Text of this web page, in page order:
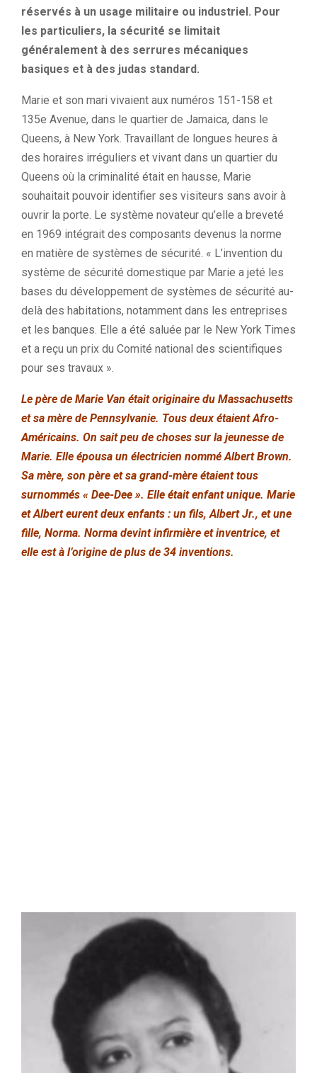
réservés à un usage militaire ou industriel. Pour
les particuliers, la sécurité se limitait
généralement à des serrures mécaniques
basiques et à des judas standard.
Marie et son mari vivaient aux numéros 151-158 et
135e Avenue, dans le quartier de Jamaica, dans le
Queens, à New York. Travaillant de longues heures à
des horaires irréguliers et vivant dans un quartier du
Queens où la criminalité était en hausse, Marie
souhaitait pouvoir identifier ses visiteurs sans avoir à
ouvrir la porte. Le système novateur qu’elle a breveté
en 1969 intégrait des composants devenus la norme
en matière de systèmes de sécurité. « L’invention du
système de sécurité domestique par Marie a jeté les
bases du développement de systèmes de sécurité au-
delà des habitations, notamment dans les entreprises
et les banques. Elle a été saluée par le New York Times
et a reçu un prix du Comité national des scientifiques
pour ses travaux ».
Le père de Marie Van était originaire du Massachusetts
et sa mère de Pennsylvanie. Tous deux étaient Afro-
Américains. On sait peu de choses sur la jeunesse de
Marie. Elle épousa un électricien nommé Albert Brown.
Sa mère, son père et sa grand-mère étaient tous
surnommés « Dee-Dee ». Elle était enfant unique. Marie
et Albert eurent deux enfants : un fils, Albert Jr., et une
fille, Norma. Norma devint infirmière et inventrice, et
elle est à l’origine de plus de 34 inventions.